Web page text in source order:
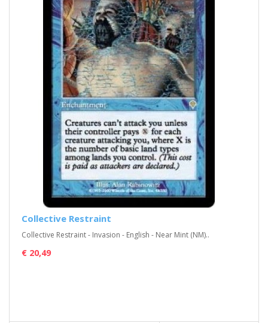
Collective Restraint
Collective Restraint - Invasion - English - Near Mint (NM)..
€ 20,49